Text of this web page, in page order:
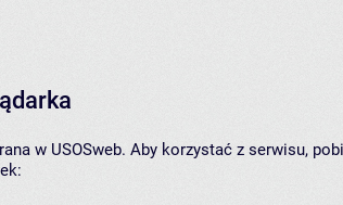
w USOSweb. Aby korzystać z serwisu,